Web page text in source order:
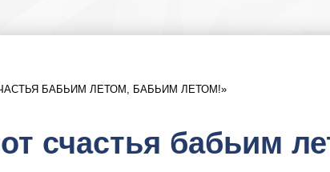
БАБЬИМ ЛЕТОМ, БАБЬИМ ЛЕТОМ!»
счастья бабьим